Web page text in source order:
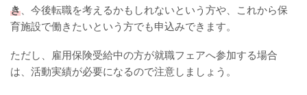
き 、今後転職を考えるかもしれないという方や、これから保
育施設で働きたいという方でも申込みできます。
ただし、雇用保険受給中の方が就職フェアへ参加する場合
は、活動実績が必要になるので注意しましょう。